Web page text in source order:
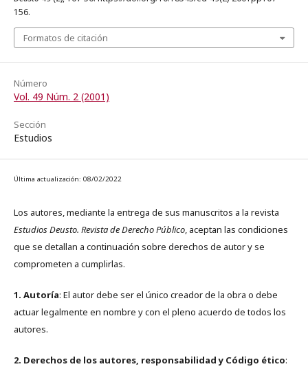
156.
Formatos de citación
Número
Vol. 49 Núm. 2 (2001)
Sección
Estudios
Última actualización: 08/02/2022
Los autores, mediante la entrega de sus manuscritos a la revista
Estudios Deusto. Revista de Derecho Público, aceptan las condiciones
que se detallan a continuación sobre derechos de autor y se
comprometen a cumplirlas.
1. Autoría: El autor debe ser el único creador de la obra o debe
actuar legalmente en nombre y con el pleno acuerdo de todos los
autores.
2. Derechos de los autores, responsabilidad y Código ético: